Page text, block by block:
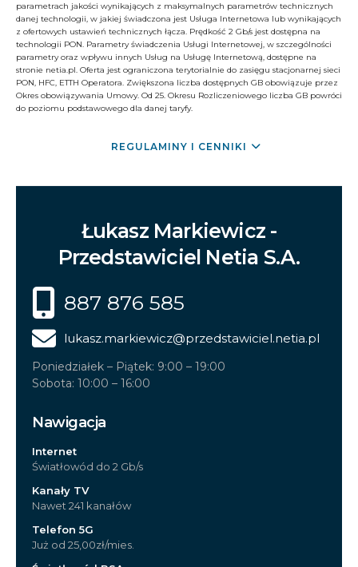
parametrach jakości wynikających z maksymalnych parametrów technicznych
danej technologii, w jakiej świadczona jest Usługa Internetowa lub wynikających
z ofertowych ustawień technicznych łącza. Prędkość 2 Gb/s jest dostępna na
technologii PON. Parametry świadczenia Usługi Internetowej, w szczególności
parametry oraz wpływu innych Usług na Usługę Internetową, dostępne na
stronie netia.pl. Oferta jest ograniczona terytorialnie do zasięgu stacjonarnej sieci
PON, HFC, ETTH Operatora. Zwiększona liczba dostępnych GB obowiązuje przez
Okres obowiązywania Umowy. Od 25. Okresu Rozliczeniowego liczba GB powróci
do poziomu podstawowego dla danej taryfy.
REGULAMINY I CENNIKI
Łukasz Markiewicz -
Przedstawiciel Netia S.A.
887 876 585
lukasz.markiewicz@przedstawiciel.netia.pl
Poniedziałek – Piątek: 9:00 – 19:00
Sobota: 10:00 – 16:00
Nawigacja
Internet
Światłowód do 2 Gb/s
Kanały TV
Nawet 241 kanałów
Telefon 5G
Już od 25,00zł/mies.